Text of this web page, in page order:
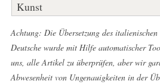
Kunst
Achtung: Die Übersetzung des
Deutsche wurde mit Hilfe automatischer
uns, alle Artikel zu überprüfen, aber wir
Abwesenheit von Ungenauigkeiten in der